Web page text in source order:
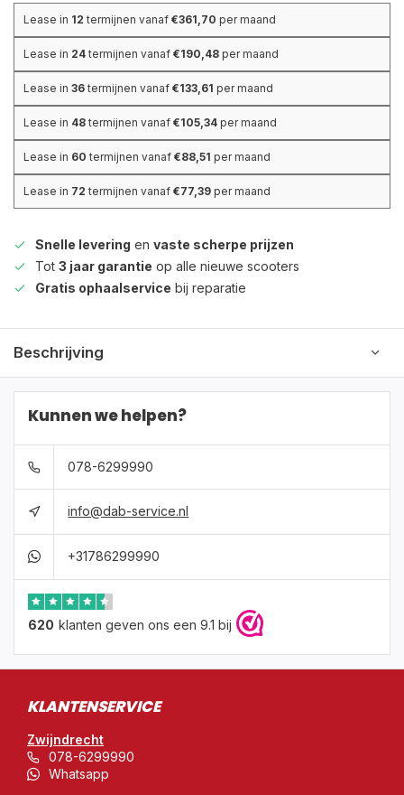
Lease in 12 termijnen vanaf €361,70 per maand
Lease in 24 termijnen vanaf €190,48 per maand
Lease in 36 termijnen vanaf €133,61 per maand
Lease in 48 termijnen vanaf €105,34 per maand
Lease in 60 termijnen vanaf €88,51 per maand
Lease in 72 termijnen vanaf €77,39 per maand
Snelle levering en vaste scherpe prijzen
Tot 3 jaar garantie op alle nieuwe scooters
Gratis ophaalservice bij reparatie
Beschrijving
Kunnen we helpen?
078-6299990
info@dab-service.nl
+31786299990
620 klanten geven ons een 9.1 bij
KLANTENSERVICE
Zwijndrecht
078-6299990
Whatsapp